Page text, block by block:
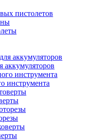
пистолетов
аккумуляторов
инструмента